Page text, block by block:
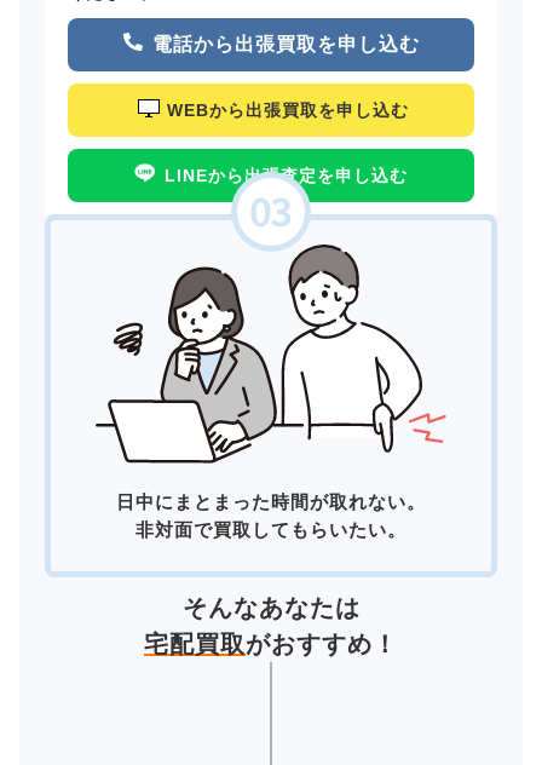
電話から出張買取を申し込む
WEBから出張買取を申し込む
LINEから出張査定を申し込む
日中にまとまった時間が取れない。
非対面で買取してもらいたい。
そんなあなたは
宅配買取がおすすめ！